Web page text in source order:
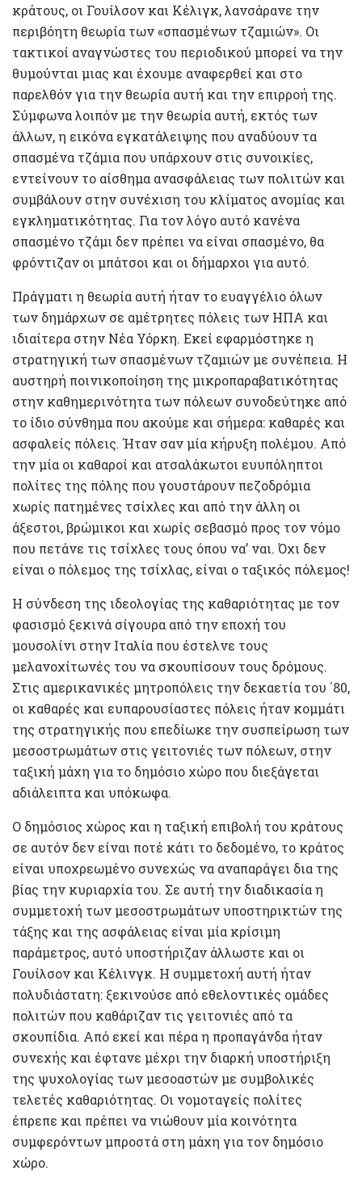
κράτους, οι Γουίλσον και Κέλιγκ, λανσάρανε την
περιβόητη θεωρία των «σπασμένων τζαμιών». Οι
τακτικοί αναγνώστες του περιοδικού μπορεί να την
θυμούνται μιας και έχουμε αναφερθεί και στο
παρελθόν για την θεωρία αυτή και την επιρροή της.
Σύμφωνα λοιπόν με την θεωρία αυτή, εκτός των
άλλων, η εικόνα εγκατάλειψης που αναδύουν τα
σπασμένα τζάμια που υπάρχουν στις συνοικίες,
εντείνουν το αίσθημα ανασφάλειας των πολιτών και
συμβάλουν στην συνέχιση του κλίματος ανομίας και
εγκληματικότητας. Για τον λόγο αυτό κανένα
σπασμένο τζάμι δεν πρέπει να είναι σπασμένο, θα
φρόντιζαν οι μπάτσοι και οι δήμαρχοι για αυτό.
Πράγματι η θεωρία αυτή ήταν το ευαγγέλιο όλων
των δημάρχων σε αμέτρητες πόλεις των ΗΠΑ και
ιδιαίτερα στην Νέα Υόρκη. Εκεί εφαρμόστηκε η
στρατηγική των σπασμένων τζαμιών με συνέπεια. Η
αυστηρή ποινικοποίηση της μικροπαραβατικότητας
στην καθημερινότητα των πόλεων συνοδεύτηκε από
το ίδιο σύνθημα που ακούμε και σήμερα: καθαρές και
ασφαλείς πόλεις. Ήταν σαν μία κήρυξη πολέμου. Από
την μία οι καθαροί και ατσαλάκωτοι ευυπόληπτοι
πολίτες της πόλης που γουστάρουν πεζοδρόμια
χωρίς πατημένες τσίχλες και από την άλλη οι
άξεστοι, βρώμικοι και χωρίς σεβασμό προς τον νόμο
που πετάνε τις τσίχλες τους όπου να’ ναι. Όχι δεν
είναι ο πόλεμος της τσίχλας, είναι ο ταξικός πόλεμος!
Η σύνδεση της ιδεολογίας της καθαριότητας με τον
φασισμό ξεκινά σίγουρα από την εποχή του
μουσολίνι στην Ιταλία που έστελνε τους
μελανοχίτωνές του να σκουπίσουν τους δρόμους.
Στις αμερικανικές μητροπόλεις την δεκαετία του ΄80,
οι καθαρές και ευπαρουσίαστες πόλεις ήταν κομμάτι
της στρατηγικής που επεδίωκε την συσπείρωση των
μεσοστρωμάτων στις γειτονιές των πόλεων, στην
ταξική μάχη για το δημόσιο χώρο που διεξάγεται
αδιάλειπτα και υπόκωφα.
Ο δημόσιος χώρος και η ταξική επιβολή του κράτους
σε αυτόν δεν είναι ποτέ κάτι το δεδομένο, το κράτος
είναι υποχρεωμένο συνεχώς να αναπαράγει δια της
βίας την κυριαρχία του. Σε αυτή την διαδικασία η
συμμετοχή των μεσοστρωμάτων υποστηρικτών της
τάξης και της ασφάλειας είναι μία κρίσιμη
παράμετρος, αυτό υποστήριζαν άλλωστε και οι
Γουίλσον και Κέλινγκ. Η συμμετοχή αυτή ήταν
πολυδιάστατη: ξεκινούσε από εθελοντικές ομάδες
πολιτών που καθάριζαν τις γειτονιές από τα
σκουπίδια. Από εκεί και πέρα η προπαγάνδα ήταν
συνεχής και έφτανε μέχρι την διαρκή υποστήριξη
της ψυχολογίας των μεσοαστών με συμβολικές
τελετές καθαριότητας. Οι νομοταγείς πολίτες
έπρεπε και πρέπει να νιώθουν μία κοινότητα
συμφερόντων μπροστά στη μάχη για τον δημόσιο
χώρο.